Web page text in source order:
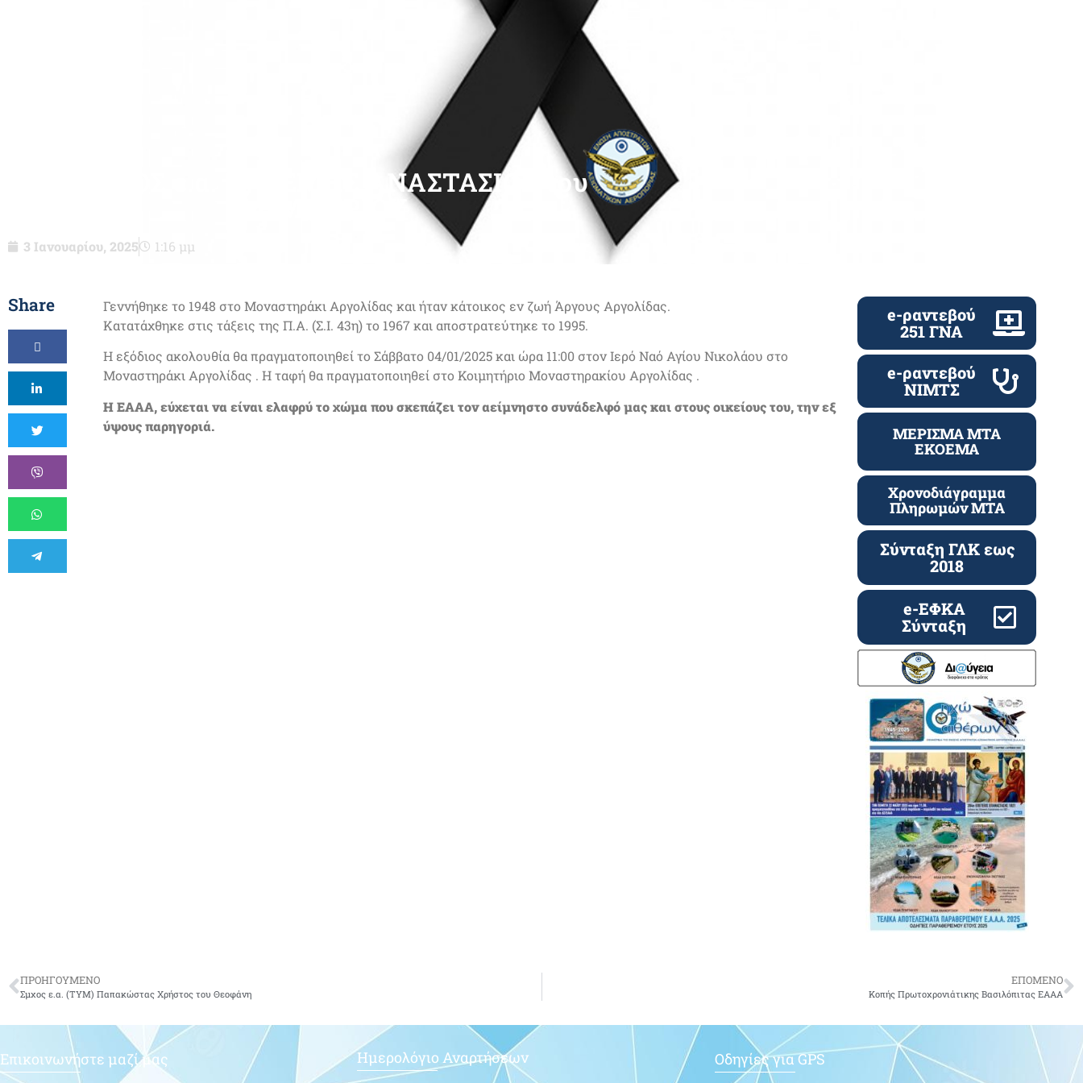
ΥΠΤΧΟΣ ε.α. (Ι) ΔΕΜΗΣ ΑΝΑΣΤΑΣΙΟΣ του
3 Ιανουαρίου, 2025 1:16 μμ
Share
Γεννήθηκε το 1948 στο Μοναστηράκι Αργολίδας και ήταν κάτοικος εν ζωή Άργους Αργολίδας.
Κατατάχθηκε στις τάξεις της Π.Α. (Σ.Ι. 43η) το 1967 και αποστρατεύτηκε το 1995.
H εξόδιος ακολουθία θα πραγματοποιηθεί το Σάββατο 04/01/2025 και ώρα 11:00 στον Ιερό Ναό Αγίου Νικολάου στο
Μοναστηράκι Αργολίδας . Η ταφή θα πραγματοποιηθεί στο Κοιμητήριο Μοναστηρακίου Αργολίδας .
Η ΕΑΑΑ, εύχεται να είναι ελαφρύ το χώμα που σκεπάζει τον αείμνηστο συνάδελφό μας και στους οικείους του, την εξ
ύψους παρηγοριά.
e-ραντεβού
251 ΓΝΑ
e-ραντεβού
ΝΙΜΤΣ
ΜΕΡΙΣΜΑ ΜΤΑ
ΕΚΟΕΜΑ
Χρονοδιάγραμμα
Πληρωμών ΜΤΑ
Σύνταξη ΓΛΚ εως
2018
e-ΕΦΚΑ
Σύνταξη
ΠΡΟΗΓΟΥΜΕΝΟ
Σμχος ε.α. (ΤΥΜ) Παπακώστας Χρήστος του Θεοφάνη
ΕΠΟΜΕΝΟ
Κοπής Πρωτοχρονιάτικης Βασιλόπιτας ΕΑΑΑ
Επικοινωνήστε μαζί μας Ημερολόγιο Αναρτήσεων Οδηγίες για GPS